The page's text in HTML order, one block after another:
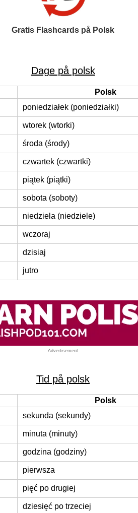
Gratis Flashcards på Polsk
Dage på polsk
Polsk
poniedziałek (poniedziałki)
wtorek (wtorki)
środa (środy)
czwartek (czwartki)
piątek (piątki)
sobota (soboty)
niedziela (niedziele)
wczoraj
dzisiaj
jutro
Advertisement
Tid på polsk
Polsk
sekunda (sekundy)
minuta (minuty)
godzina (godziny)
pierwsza
pięć po drugiej
dziesięć po trzeciej